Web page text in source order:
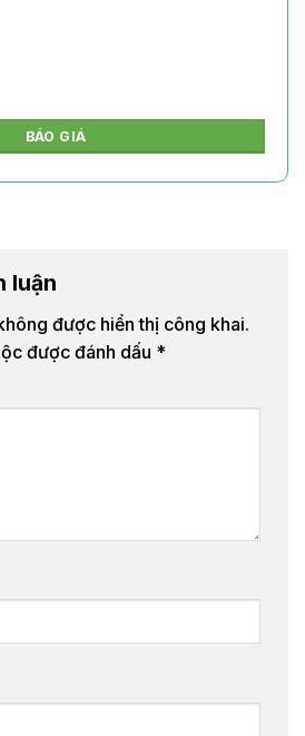
BÁO GIÁ
luận
được hiển thị công khai.
được đánh dấu *